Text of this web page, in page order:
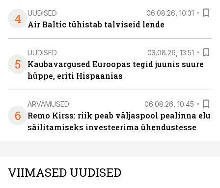
4 UUDISED 06.08.26, 10:31
Air Baltic tühistab talviseid lende
5
UUDISED 03.08.26, 13:51
Kaubavargused Euroopas tegid juunis suure
hüppe, eriti Hispaanias
6
ARVAMUSED 06.08.26, 10:45
Remo Kirss: riik peab väljaspool pealinna elu
säilitamiseks investeerima ühendustesse
VIIMASED UUDISED